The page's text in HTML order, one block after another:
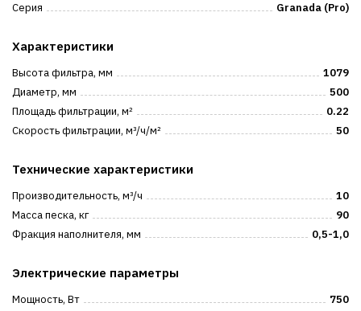
Серия
Granada (Pro)
Характеристики
Высота фильтра, мм
1079
Диаметр, мм
500
Площадь фильтрации, м²
0.22
Скорость фильтрации, м³/ч/м²
50
Технические характеристики
Производительность, м³/ч
10
Масса песка, кг
90
Фракция наполнителя, мм
0,5-1,0
Электрические параметры
Мощность, Вт
750